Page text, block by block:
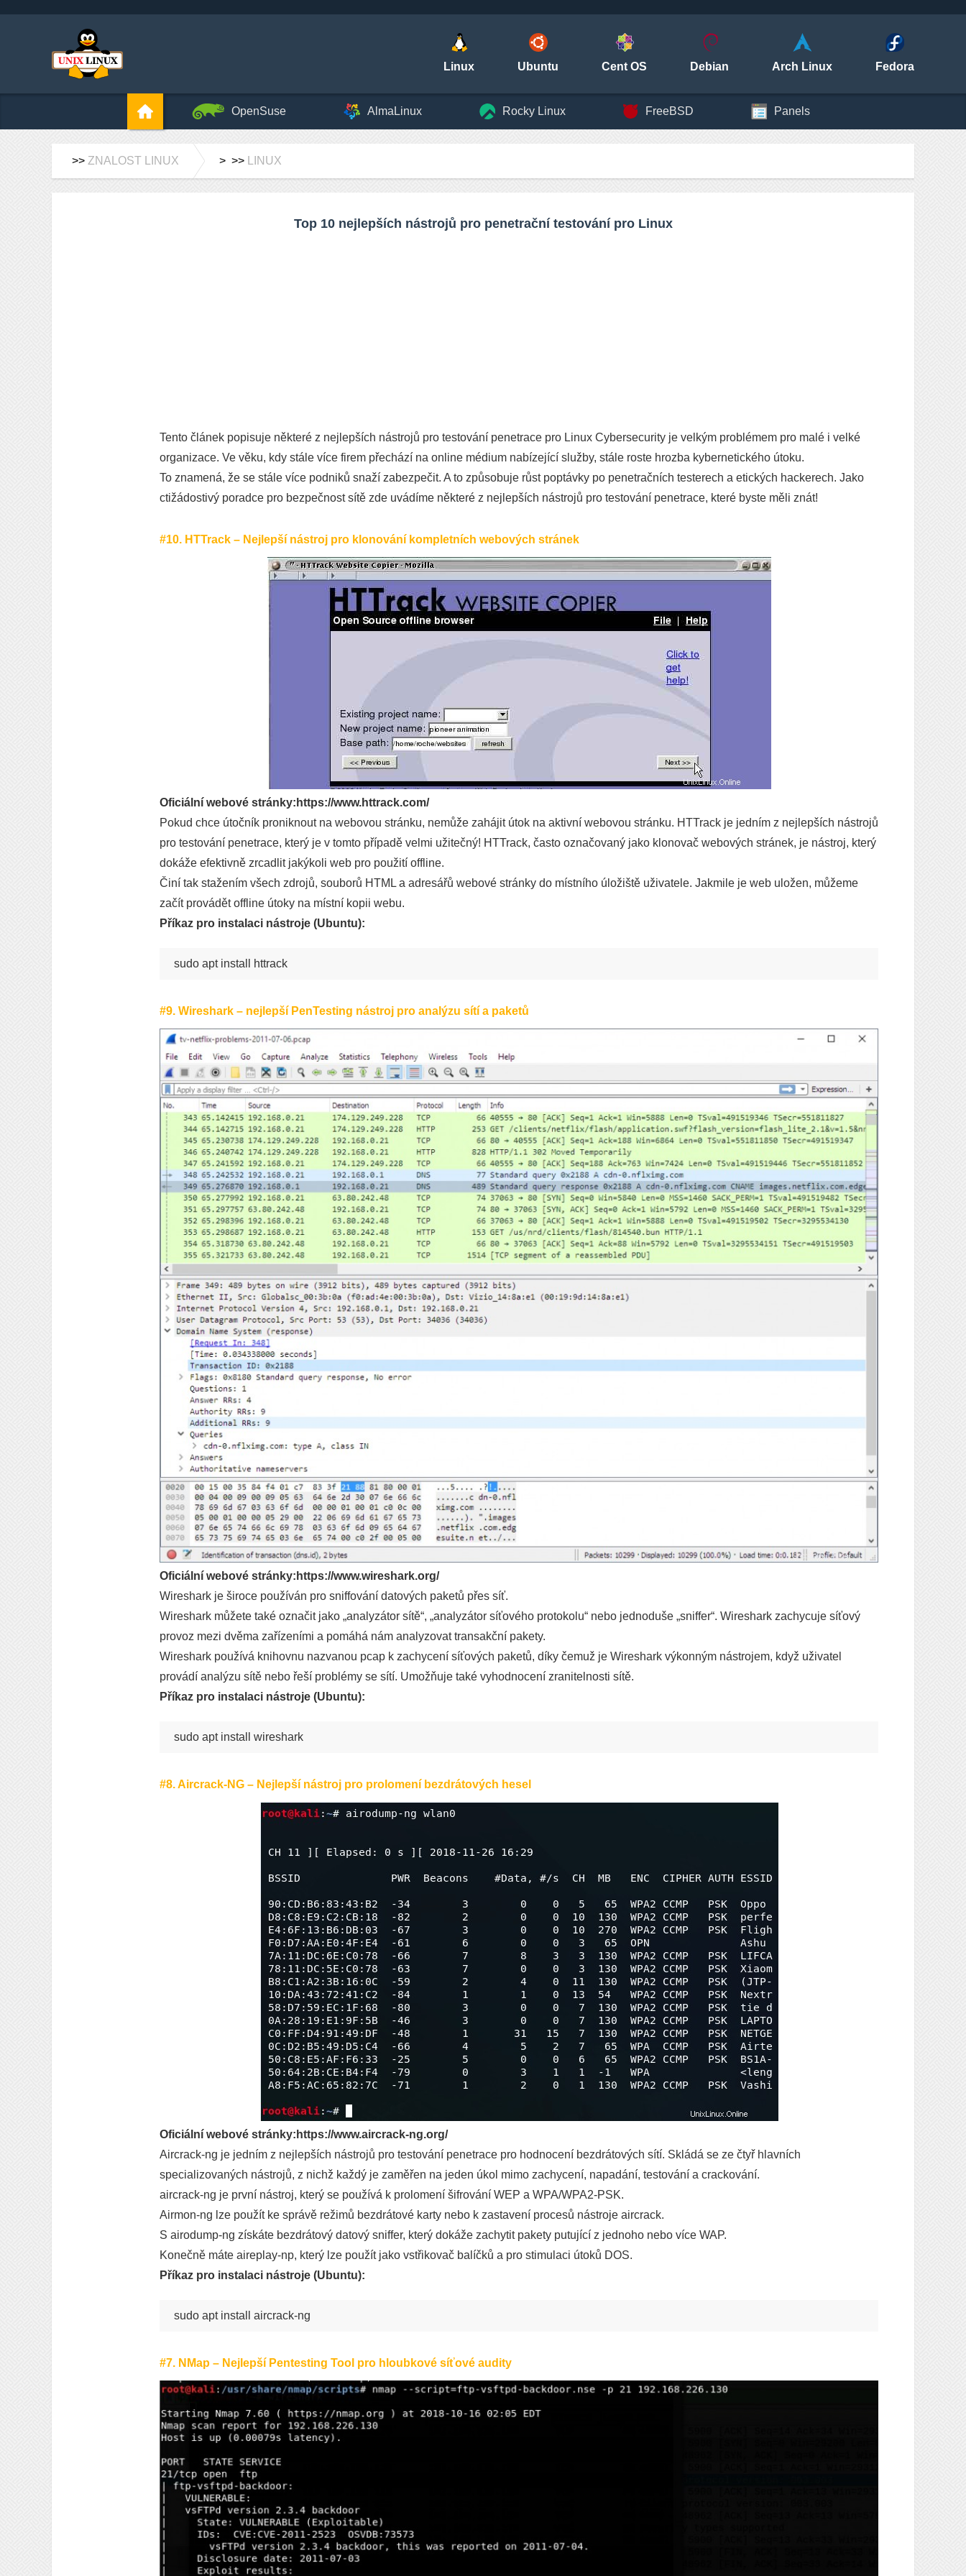
Linux Ubuntu Cent OS Debian Arch Linux Fedora
OpenSuse AlmaLinux Rocky Linux FreeBSD Panels
>> ZNALOST LINUX > >> LINUX
Top 10 nejlepších nástrojů pro penetrační testování pro Linux
Tento článek popisuje některé z nejlepších nástrojů pro testování penetrace pro Linux Cybersecurity je velkým problémem pro malé i velké
organizace. Ve věku, kdy stále více firem přechází na online médium nabízející služby, stále roste hrozba kybernetického útoku.
To znamená, že se stále více podniků snaží zabezpečit. A to způsobuje růst poptávky po penetračních testerech a etických hackerech. Jako
ctižádostivý poradce pro bezpečnost sítě zde uvádíme některé z nejlepších nástrojů pro testování penetrace, které byste měli znát!
#10. HTTrack – Nejlepší nástroj pro klonování kompletních webových stránek
Oficiální webové stránky:https://www.httrack.com/
Pokud chce útočník proniknout na webovou stránku, nemůže zahájit útok na aktivní webovou stránku. HTTrack je jedním z nejlepších nástrojů
pro testování penetrace, který je v tomto případě velmi užitečný! HTTrack, často označovaný jako klonovač webových stránek, je nástroj, který
dokáže efektivně zrcadlit jakýkoli web pro použití offline.
Činí tak stažením všech zdrojů, souborů HTML a adresářů webové stránky do místního úložiště uživatele. Jakmile je web uložen, můžeme
začít provádět offline útoky na místní kopii webu.
Příkaz pro instalaci nástroje (Ubuntu):
#9. Wireshark – nejlepší PenTesting nástroj pro analýzu sítí a paketů
Oficiální webové stránky:https://www.wireshark.org/
Wireshark je široce používán pro sniffování datových paketů přes síť.
Wireshark můžete také označit jako „analyzátor sítě“, „analyzátor síťového protokolu“ nebo jednoduše „sniffer“. Wireshark zachycuje síťový
provoz mezi dvěma zařízeními a pomáhá nám analyzovat transakční pakety.
Wireshark používá knihovnu nazvanou pcap k zachycení síťových paketů, díky čemuž je Wireshark výkonným nástrojem, když uživatel
provádí analýzu sítě nebo řeší problémy se sítí. Umožňuje také vyhodnocení zranitelnosti sítě.
Příkaz pro instalaci nástroje (Ubuntu):
#8. Aircrack-NG – Nejlepší nástroj pro prolomení bezdrátových hesel
Oficiální webové stránky:https://www.aircrack-ng.org/
Aircrack-ng je jedním z nejlepších nástrojů pro testování penetrace pro hodnocení bezdrátových sítí. Skládá se ze čtyř hlavních
specializovaných nástrojů, z nichž každý je zaměřen na jeden úkol mimo zachycení, napadání, testování a crackování.
aircrack-ng je první nástroj, který se používá k prolomení šifrování WEP a WPA/WPA2-PSK.
Airmon-ng lze použít ke správě režimů bezdrátové karty nebo k zastavení procesů nástroje aircrack.
S airodump-ng získáte bezdrátový datový sniffer, který dokáže zachytit pakety putující z jednoho nebo více WAP.
Konečně máte aireplay-np, který lze použít jako vstřikovač balíčků a pro stimulaci útoků DOS.
Příkaz pro instalaci nástroje (Ubuntu):
#7. NMap – Nejlepší Pentesting Tool pro hloubkové síťové audity